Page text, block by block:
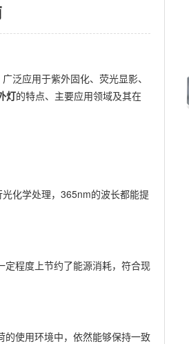
应用于紫外固化、荧光显影、
灯的特点、主要应用领域及其在
化学处理，365nm的波长都能提
程度上节约了能源消耗，符合现
使用环境中，依然能够保持一致